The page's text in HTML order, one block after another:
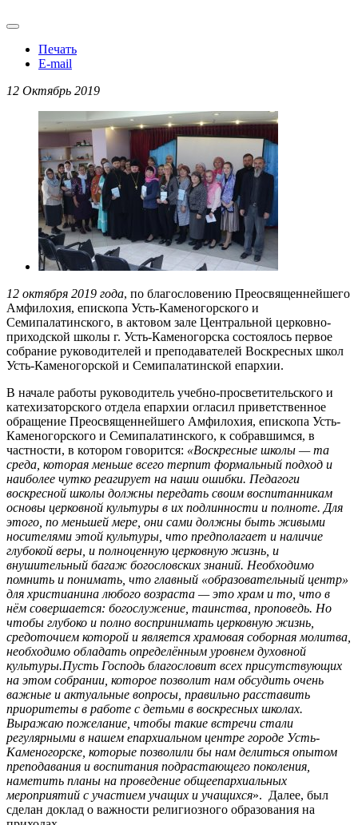
Печать
E-mail
12 Октябрь 2019
12 октября 2019 года, по благословению Преосвященнейшего
Амфилохия, епископа Усть-Каменогорского и
Семипалатинского, в актовом зале Центральной церковно-
приходской школы г. Усть-Каменогорска состоялось первое
собрание руководителей и преподавателей Воскресных школ
Усть-Каменогорской и Семипалатинской епархии.
В начале работы руководитель учебно-просветительского и
катехизаторского отдела епархии огласил приветственное
обращение Преосвященнейшего Амфилохия, епископа Усть-
Каменогорского и Семипалатинского, к собравшимся, в
частности, в котором говорится: «Воскресные школы — та
среда, которая меньше всего терпит формальный подход и
наиболее чутко реагирует на наши ошибки. Педагоги
воскресной школы должны передать своим воспитанникам
основы церковной культуры в их подлинности и полноте. Для
этого, по меньшей мере, они сами должны быть живыми
носителями этой культуры, что предполагает и наличие
глубокой веры, и полноценную церковную жизнь, и
внушительный багаж богословских знаний. Необходимо
помнить и понимать, что главный «образовательный центр»
для христианина любого возраста — это храм и то, что в
нём совершается: богослужение, таинства, проповедь. Но
чтобы глубоко и полно воспринимать церковную жизнь,
средоточием которой и является храмовая соборная молитва,
необходимо обладать определённым уровнем духовной
культуры.Пусть Господь благословит всех присутствующих
на этом собрании, которое позволит нам обсудить очень
важные и актуальные вопросы, правильно расставить
приоритеты в работе с детьми в воскресных школах.
Выражаю пожелание, чтобы такие встречи стали
регулярными в нашем епархиальном центре городе Усть-
Каменогорске, которые позволили бы нам делиться опытом
преподавания и воспитания подрастающего поколения,
наметить планы на проведение общеепархиальных
мероприятий с участием учащих и учащихся». Далее, был
сделан доклад о важности религиозного образования на